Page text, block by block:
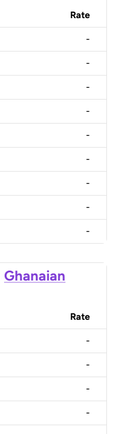
Rate
-
-
-
-
-
-
-
-
-
Ghanaian
Rate
-
-
-
-